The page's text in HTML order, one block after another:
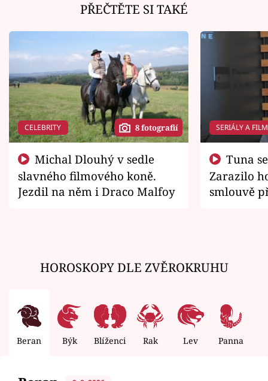
PŘEČTĚTE SI TAKÉ
CELEBRITY 8 fotografií
slavného filmového koně.
Jezdil na něm i Draco Malfoy
SERIÁLY A
Zarazilo
smlouvě
HOROSKOPY DLE ZVĚROKRUHU
Beran Býk Blíženci Rak Lev Panna